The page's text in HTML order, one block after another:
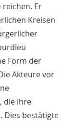
reichen. Er
Kreisen
Form der
Akteure vor
die ihre
Dies bestätigte